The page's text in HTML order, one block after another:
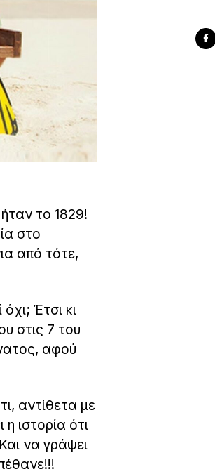
το 1829!
στο
από τότε,
Έτσι κι
στις 7 του
αφού
αντίθετα με
ιστορία ότι
να γράψει